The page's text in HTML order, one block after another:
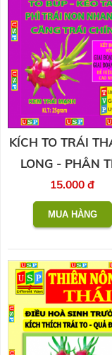
KÍCH TO TRÁI
LONG - PHÂN
15.000 đ